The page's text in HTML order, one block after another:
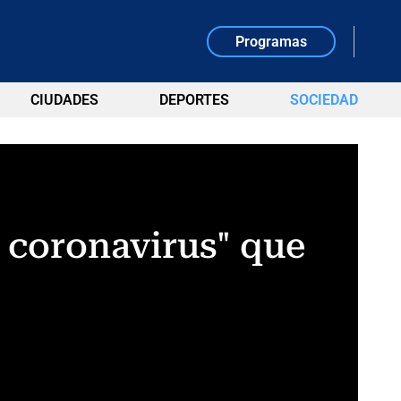
Programas
CIUDADES DEPORTES SOCIEDAD
que